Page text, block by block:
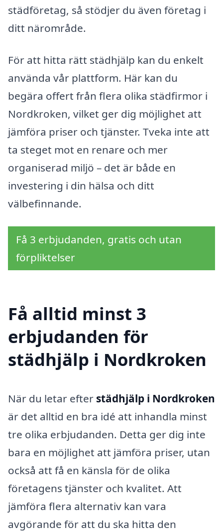
städföretag, så stödjer du även företag i
ditt närområde.
För att hitta rätt städhjälp kan du enkelt
använda vår plattform. Här kan du
begära offert från flera olika städfirmor i
Nordkroken, vilket ger dig möjlighet att
jämföra priser och tjänster. Tveka inte att
ta steget mot en renare och mer
organiserad miljö – det är både en
investering i din hälsa och ditt
välbefinnande.
Få 3 erbjudanden, gratis och utan
förpliktelser
Få alltid minst 3
erbjudanden för
städhjälp i Nordkroken
När du letar efter städhjälp i Nordkroken
är det alltid en bra idé att inhandla minst
tre olika erbjudanden. Detta ger dig inte
bara en möjlighet att jämföra priser, utan
också att få en känsla för de olika
företagens tjänster och kvalitet. Att
jämföra flera alternativ kan vara
avgörande för att du ska hitta den